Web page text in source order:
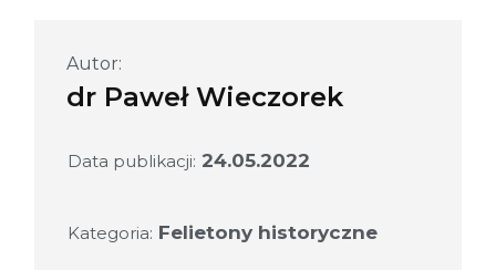
Autor:
dr Paweł Wieczorek
Data publikacji: 24.05.2022
Kategoria: Felietony historyczne